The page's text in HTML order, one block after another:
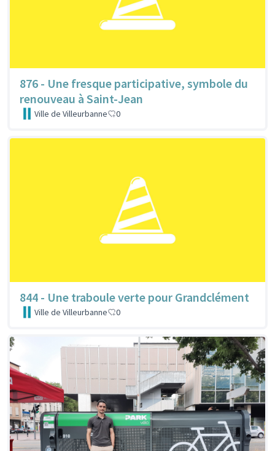
876 - Une fresque participative, symbole du
renouveau à Saint-Jean
Ville de Villeurbanne 0
844 - Une traboule verte pour Grandclément
Ville de Villeurbanne 0